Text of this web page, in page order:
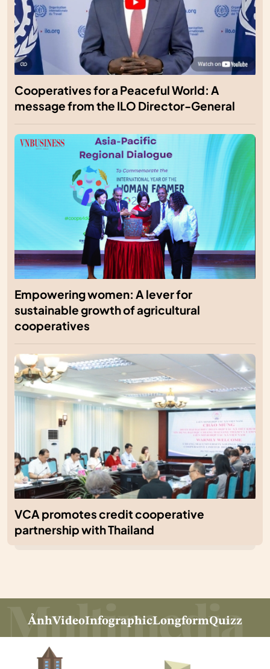
Cooperatives for a Peaceful World: A
message from the ILO Director-General
Empowering women: A lever for
sustainable growth of agricultural
cooperatives
VCA promotes credit cooperative
partnership with Thailand
ẢnhVideoInfographicLongformQuizz